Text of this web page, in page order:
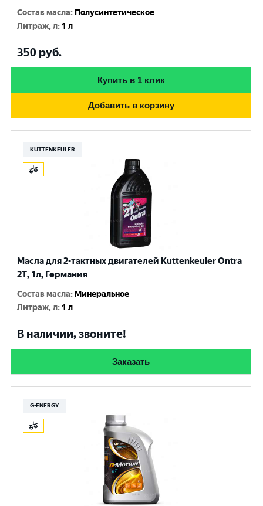
Состав масла: Полусинтетическое
Литраж, л: 1 л
350 руб.
Купить в 1 клик
Добавить в корзину
KUTTENKEULER
Масла для 2-тактных двигателей Kuttenkeuler Ontra
2T, 1л, Германия
Состав масла: Минеральное
Литраж, л: 1 л
В наличии, звоните!
Заказать
G-ENERGY